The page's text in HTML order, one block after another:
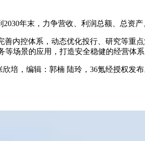
年末，力争营收、利润总额、总资
内控体系，动态优化投行、研究等重
场景的应用，打造安全稳健的经营体系
欣培，编辑：郭楠 陆玲，36氪经授权发布